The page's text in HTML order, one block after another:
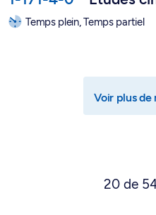
Temps plein, Temps partiel
Voir plus de
20 de